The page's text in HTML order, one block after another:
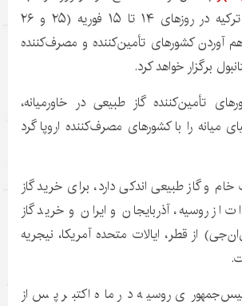
(دهم بهمن‌) گفت: ترکیه در روزهای ۱۴ تا ۱۵ فوریه (۲۵ و ۲۶
آوردن کشورهای تأمین‌کننده و مصرف‌کننده
برگزار خواهد کرد.
تأمین‌کننده گاز طبیعی در خاورمیانه،
میانه را با کشورهای مصرف‌کننده اروپا گرد
و گاز طبیعی اندکی دارد، برای خرید گاز
از روسیه، آذربایجان و ایران و خرید گاز
) از قطر، ایالات متحده آمریکا، نیجریه
روسیه در ماه اکتبر پس از